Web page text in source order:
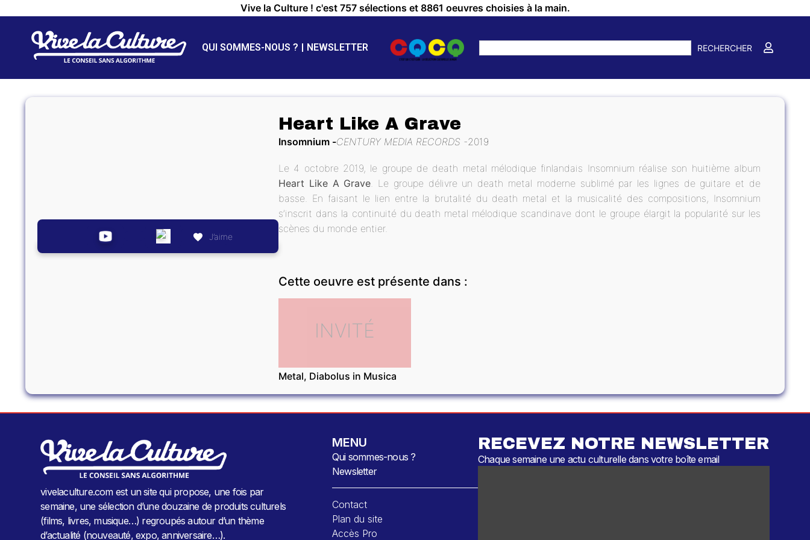
Vive la Culture ! c'est 757 sélections et 8861 oeuvres choisies à la main.
QUI SOMMES-NOUS ? NEWSLETTER RECHERCHER
J’aime
Heart Like A Grave
Insomnium CENTURY MEDIA RECORDS 2019
Le 4 octobre 2019, le groupe de death metal mélodique finlandais Insomnium réalise son huitième album
Heart Like A Grave. Le groupe délivre un death metal moderne sublimé par les lignes de guitare et de
basse. En faisant le lien entre la brutalité du death metal et la musicalité des compositions, Insomnium
s’inscrit dans la continuité du death metal mélodique scandinave dont le groupe élargit la popularité sur les
scènes du monde entier.
Cette oeuvre est présente dans :
INVITÉ
Metal, Diabolus in Musica
vivelaculture.com est un site qui propose, une fois par
semaine, une sélection d’une douzaine de produits culturels
(films, livres, musique…) regroupés autour d’un thème
d’actualité (nouveauté, expo, anniversaire…).
MENU
Qui sommes-nous ?
Newsletter
Contact
Plan du site
Accès Pro
RECEVEZ NOTRE NEWSLETTER
Chaque semaine une actu culturelle dans votre boîte email